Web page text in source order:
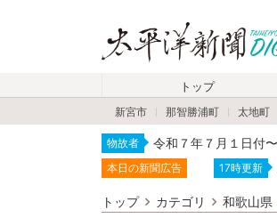
トップ
新宮市
那智勝浦町 太地町
物故者 令和７年７月１日付
本日の新聞広告 17時更新
トップ カテゴリ 和歌山県